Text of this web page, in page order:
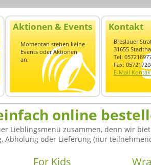
Aktionen & Events
Momentan stehen keine
Events oder Aktionen
an.
Kontakt
Breslauer
31655
Tel:
Fax:
E-Mail
online
Lieblingsmenü zusammen, denn wir
Abholung oder Lieferung (nur
For Kids